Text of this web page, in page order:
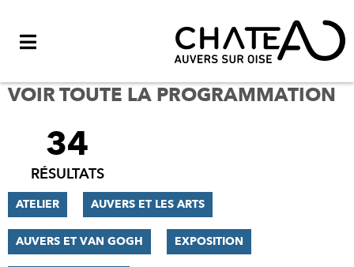
VOIR TOUTE LA PROGRAMMATION
FILTRER
RÉSULTATS
34
RÉSULTATS
ATELIER AUVERS ET LES ARTS
AUVERS ET VAN GOGH EXPOSITION